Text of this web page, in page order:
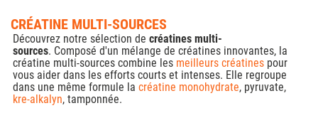
CRÉATINE MULTI-SOURCES
Découvrez notre sélection de créatines multi-
sources. Composé d'un mélange de créatines innovantes, la
créatine multi-sources combine les meilleurs créatines pour
vous aider dans les efforts courts et intenses. Elle regroupe
dans une même formule la créatine monohydrate, pyruvate,
kre-alkalyn, tamponnée.